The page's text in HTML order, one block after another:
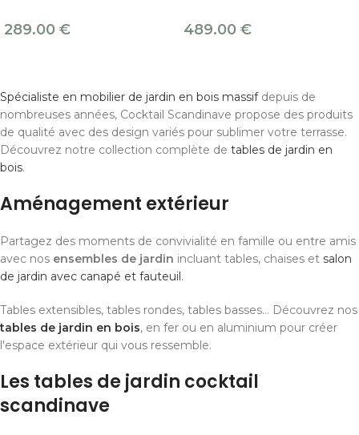
289.00 € 489.00 €
Spécialiste en mobilier de jardin en bois massifdepuis de
nombreuses années, Cocktail Scandinave propose des produits
de qualité avec des design variés pour sublimer votre terrasse.
Découvrez notre collection complète de tables de jardin en
bois.
Aménagement extérieur
Partagez des moments de convivialité en famille ou entre amis
avec nos ensembles de jardin incluant tables, chaises et salon
de jardin avec canapé et fauteuil.
Tables extensibles, tables rondes, tables basses... Découvrez nos
tables de jardin en bois, en fer ou en aluminium pour créer
l'espace extérieur qui vous ressemble.
Les tables de jardin cocktail
scandinave